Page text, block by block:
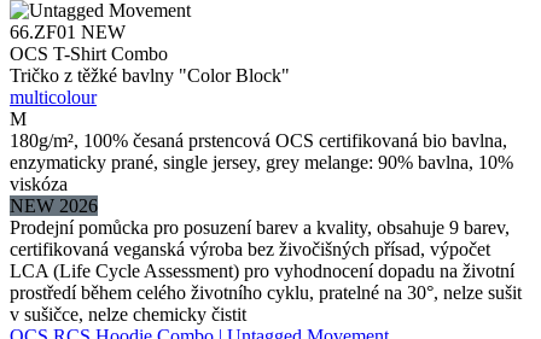
66.ZF01 NEW
OCS T-Shirt Combo
Tričko z těžké bavlny "Color Block"
multicolour
M
180g/m², 100% česaná prstencová OCS certifikovaná bio bavlna,
enzymaticky prané, single jersey, grey melange: 90% bavlna, 10%
viskóza
NEW 2026
Prodejní pomůcka pro posuzení barev a kvality, obsahuje 9 barev,
certifikovaná veganská výroba bez živočišných přísad, výpočet
LCA (Life Cycle Assessment) pro vyhodnocení dopadu na životní
prostředí během celého životního cyklu, pratelné na 30°, nelze sušit
v sušičce, nelze chemicky čistit